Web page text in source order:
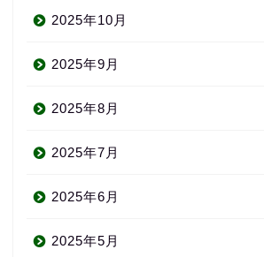
2025年10月
2025年9月
2025年8月
2025年7月
2025年6月
2025年5月